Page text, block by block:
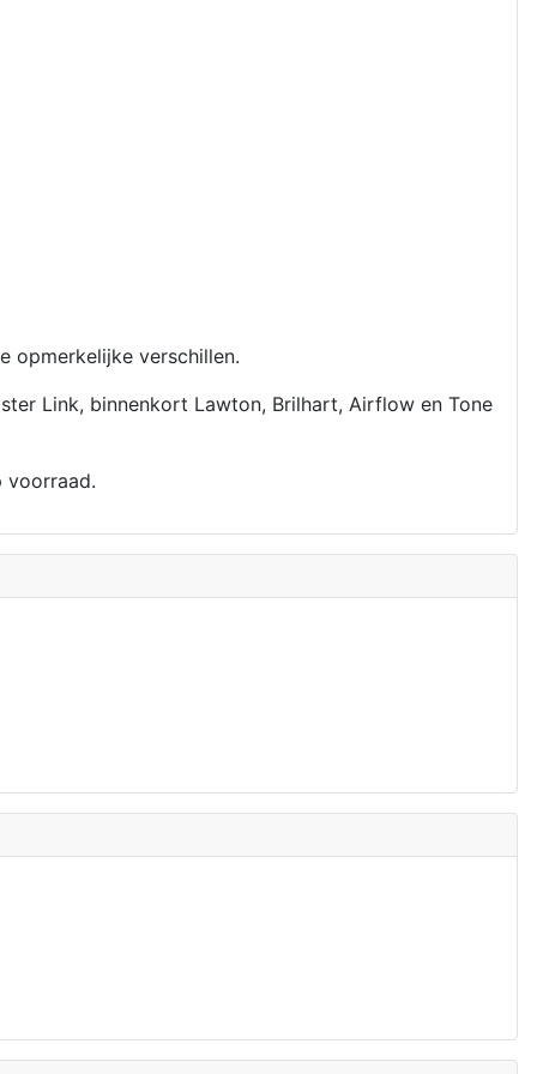
opmerkelijke verschillen.
Link, binnenkort Lawton, Brilhart, Airflow en Tone
voorraad.